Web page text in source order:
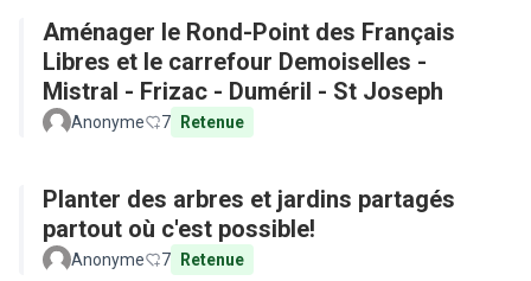
Aménager le Rond-Point des Français
Libres et le carrefour Demoiselles -
Mistral - Frizac - Duméril - St Joseph
Anonyme 7 Retenue
Planter des arbres et jardins partagés
partout où c'est possible!
Anonyme 7 Retenue